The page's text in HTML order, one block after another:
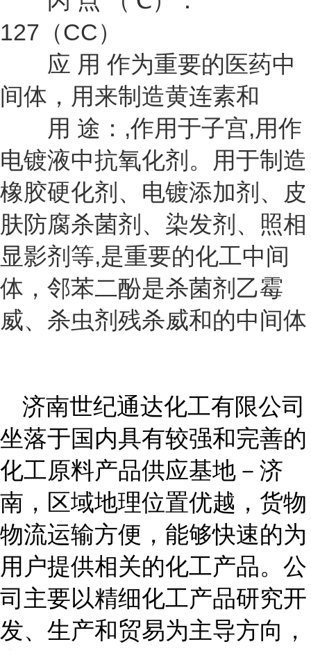
127（CC）
应 用 作为重要的医药中
间体，用来制造黄连素和
用 途：,作用于子宫,用作
电镀液中抗氧化剂。用于制造
橡胶硬化剂、电镀添加剂、皮
肤防腐杀菌剂、染发剂、照相
显影剂等,是重要的化工中间
体，邻苯二酚是杀菌剂乙霉
威、杀虫剂残杀威和的中间体
济南世纪通达化工有限公司
坐落于国内具有较强和完善的
化工原料产品供应基地－济
南，区域地理位置优越，货物
物流运输方便，能够快速的为
用户提供相关的化工产品。公
司主要以精细化工产品研究开
发、生产和贸易为主导方向，